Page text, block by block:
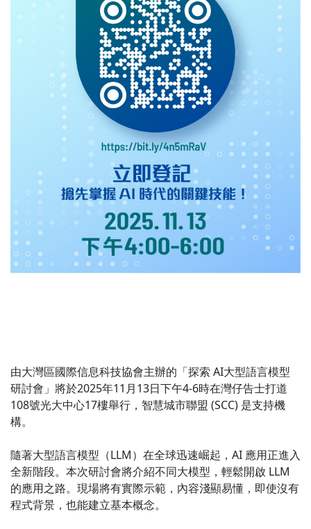
由大灣區國際信息科技協會主辦的「探索 AI大型語言模型
研討會」將於2025年11月13日下午4-6時在灣仔告士打道
108號光大中心17樓舉行，智慧城市聯盟 (SCC) 是支持機
構。
隨著大型語言模型（LLM）在全球迅速崛起，AI 應用正進入
全新階段。本次研討會將介紹不同大模型，輕鬆開啟 LLM
的應用之路。現場將有實際示範，內容淺顯易懂，即使沒有
程式背景，也能建立基本概念。